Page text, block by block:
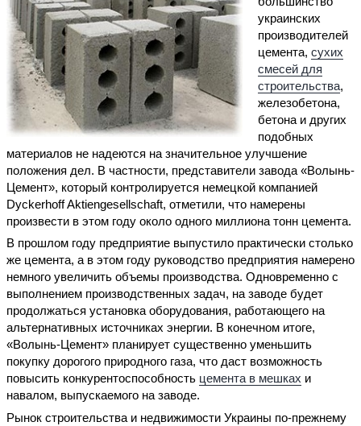
украинских
производителей
цемента,сухих
смесей для
строительства,
железобетона,
бетона и других
подобных
материалов не надеются на значительное улучшение
положения дел. В частности, представители завода «Волынь-
Цемент», который контролируется немецкой компанией
Dyckerhoff Aktiengesellschaft, отметили, что намерены
произвести в этом году около одного миллиона тонн цемента.
В прошлом году предприятие выпустило практически столько
же цемента, а в этом году руководство предприятия намерено
немного увеличить объемы производства. Одновременно с
выполнением производственных задач, на заводе будет
продолжаться установка оборудования, работающего на
альтернативных источниках энергии. В конечном итоге,
«Волынь-Цемент» планирует существенно уменьшить
покупку дорогого природного газа, что даст возможность
повысить конкурентоспособность цемента в мешках и
навалом, выпускаемого на заводе.
Рынок строительства и недвижимости Украины по-прежнему